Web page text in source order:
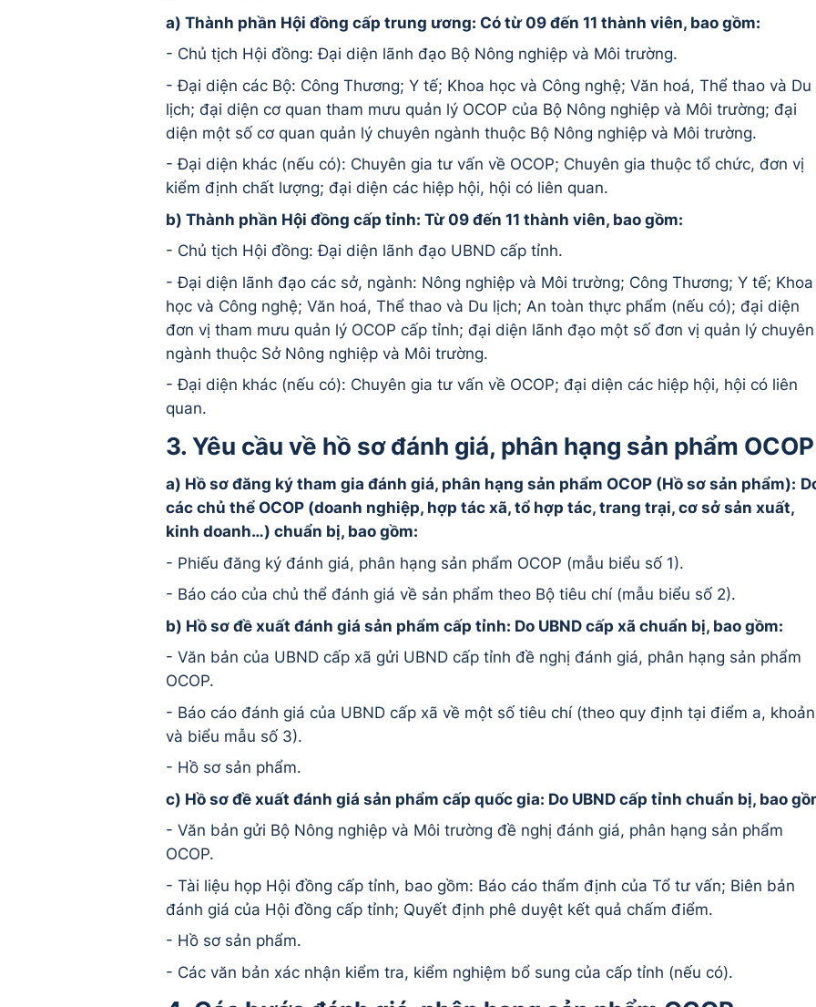
a) Thành phần Hội đồng cấp trung ương: Có từ 09 đến 11 thành viên, bao gồm:
- Chủ tịch Hội đồng: Đại diện lãnh đạo Bộ Nông nghiệp và Môi trường.
- Đại diện các Bộ: Công Thương; Y tế; Khoa học và Công nghệ; Văn hoá, Thể thao và Du
lịch; đại diện cơ quan tham mưu quản lý OCOP của Bộ Nông nghiệp và Môi trường; đại
diện một số cơ quan quản lý chuyên ngành thuộc Bộ Nông nghiệp và Môi trường.
- Đại diện khác (nếu có): Chuyên gia tư vấn về OCOP; Chuyên gia thuộc tổ chức, đơn vị
kiểm định chất lượng; đại diện các hiệp hội, hội có liên quan.
b) Thành phần Hội đồng cấp tỉnh: Từ 09 đến 11 thành viên, bao gồm:
- Chủ tịch Hội đồng: Đại diện lãnh đạo UBND cấp tỉnh.
- Đại diện lãnh đạo các sở, ngành: Nông nghiệp và Môi trường; Công Thương; Y tế; Khoa
học và Công nghệ; Văn hoá, Thể thao và Du lịch; An toàn thực phẩm (nếu có); đại diện
đơn vị tham mưu quản lý OCOP cấp tỉnh; đại diện lãnh đạo một số đơn vị quản lý chuyên
ngành thuộc Sở Nông nghiệp và Môi trường.
- Đại diện khác (nếu có): Chuyên gia tư vấn về OCOP; đại diện các hiệp hội, hội có liên
quan.
3. Yêu cầu về hồ sơ đánh giá, phân hạng sản phẩm OCOP
a) Hồ sơ đăng ký tham gia đánh giá, phân hạng sản phẩm OCOP (Hồ sơ sản phẩm):
các chủ thể OCOP (doanh nghiệp, hợp tác xã, tổ hợp tác, trang trại, cơ sở sản xuất,
kinh doanh…) chuẩn bị, bao gồm:
- Phiếu đăng ký đánh giá, phân hạng sản phẩm OCOP (mẫu biểu số 1).
- Báo cáo của chủ thể đánh giá về sản phẩm theo Bộ tiêu chí (mẫu biểu số 2).
b) Hồ sơ đề xuất đánh giá sản phẩm cấp tỉnh: Do UBND cấp xã chuẩn bị, bao gồm:
- Văn bản của UBND cấp xã gửi UBND cấp tỉnh đề nghị đánh giá, phân hạng sản phẩm
OCOP.
- Báo cáo đánh giá của UBND cấp xã về một số tiêu chí (theo quy định tại điểm a,
và biểu mẫu số 3).
- Hồ sơ sản phẩm.
c) Hồ sơ đề xuất đánh giá sản phẩm cấp quốc gia: Do UBND cấp tỉnh chuẩn bị, bao
- Văn bản gửi Bộ Nông nghiệp và Môi trường đề nghị đánh giá, phân hạng sản phẩm
OCOP.
- Tài liệu họp Hội đồng cấp tỉnh, bao gồm: Báo cáo thẩm định của Tổ tư vấn; Biên bản
đánh giá của Hội đồng cấp tỉnh; Quyết định phê duyệt kết quả chấm điểm.
- Hồ sơ sản phẩm.
- Các văn bản xác nhận kiểm tra, kiểm nghiệm bổ sung của cấp tỉnh (nếu có).